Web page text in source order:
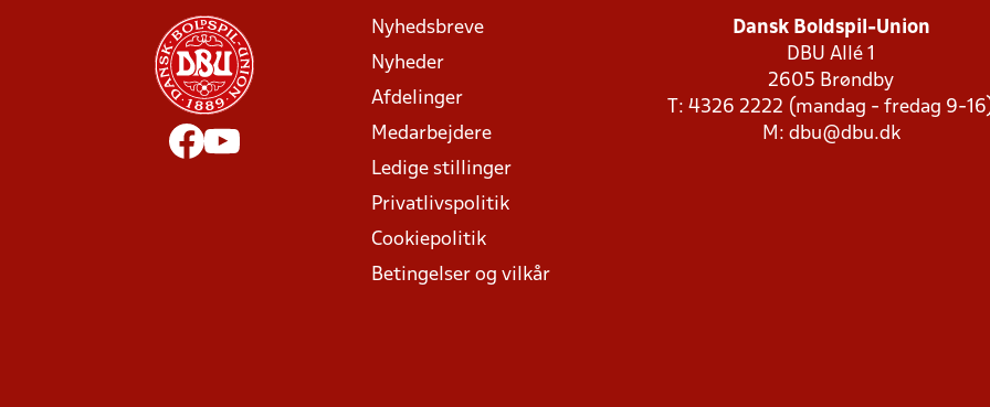
Nyhedsbreve
Nyheder
Afdelinger
Medarbejdere
Ledige stillinger
Privatlivspolitik
Cookiepolitik
Betingelser og vilkår
Dansk Boldspil-Union
DBU Allé 1
2605 Brøndby
T: 4326 2222 (mandag - fredag 9-
M: dbu@dbu.dk